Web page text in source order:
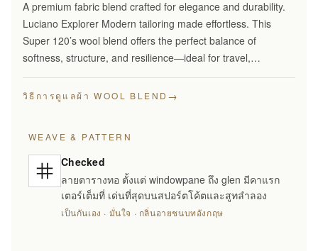
A premium fabric blend crafted for elegance and durability.
Luciano Explorer Modern tailoring made effortless. This
Super 120’s wool blend offers the perfect balance of
softness, structure, and resilience—ideal for travel,
วิธีการดูแลผ้า WOOL BLEND →
WEAVE & PATTERN
Checked
ลายตารางทอ ตั้งแต่ windowpane ถึง glen มีคาแรก
เตอร์เต็มที่ เด่นที่สุดบนสปอร์ตโค้ตและสูทลำลอง
เป็นกันเอง · มั่นใจ · กลิ่นอายชนบทอังกฤษ